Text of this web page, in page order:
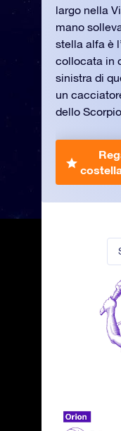
largo nella
mano
stella alfa è
collocata in
sinistra di
un
dello